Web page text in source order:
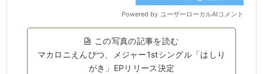
この写真の記事を読む
マカロニえんぴつ、メジャー1stシングル「はしり
がき」EPリリース決定